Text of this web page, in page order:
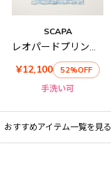
SCAPA
レオパードプリント半袖カットソー
¥12,100
52%OFF
手洗い可
おすすめアイテム一覧を見る